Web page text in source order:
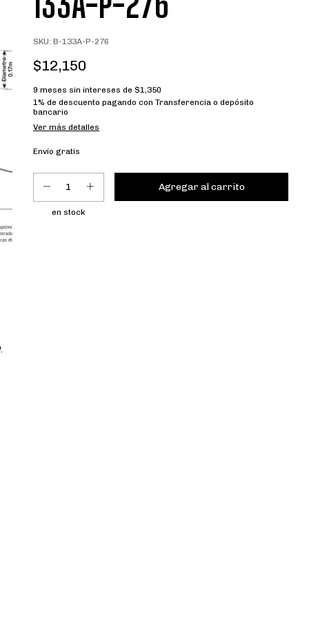
SKU: B-133A-P-276
$12,150
9 meses sin intereses de $1,350
1% de descuento pagando con Transferencia o depósito
bancario
Ver más detalles
Envío gratis
en stock
.